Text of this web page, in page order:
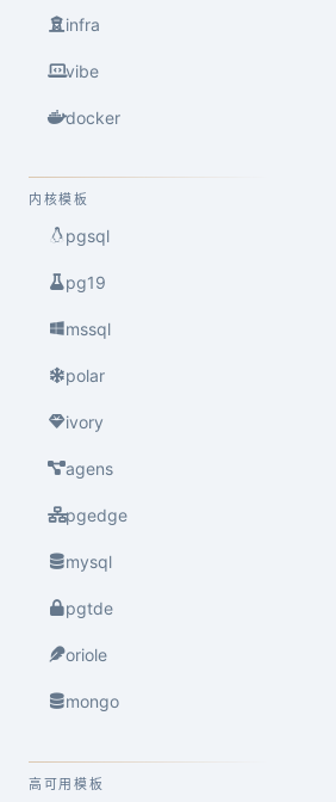
infra
vibe
docker
内核模板
pgsql
pg19
mssql
polar
ivory
agens
pgedge
mysql
pgtde
oriole
mongo
高可用模板